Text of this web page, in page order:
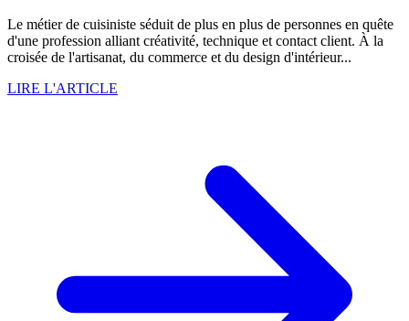
Le métier de cuisiniste séduit de plus en plus de personnes en quête
d'une profession alliant créativité, technique et contact client. À la
croisée de l'artisanat, du commerce et du design d'intérieur...
LIRE L'ARTICLE